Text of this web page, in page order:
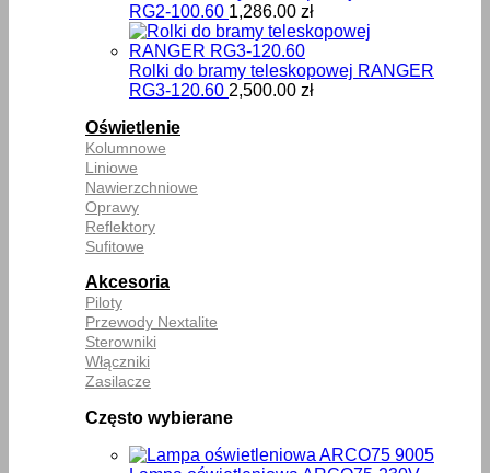
RG2-100.60 1,286.00 zł
Rolki do bramy teleskopowej RANGER
RG3-120.60 2,500.00 zł
Oświetlenie
Kolumnowe
Liniowe
Nawierzchniowe
Oprawy
Reflektory
Sufitowe
Akcesoria
Piloty
Przewody Nextalite
Sterowniki
Włączniki
Zasilacze
Często wybierane